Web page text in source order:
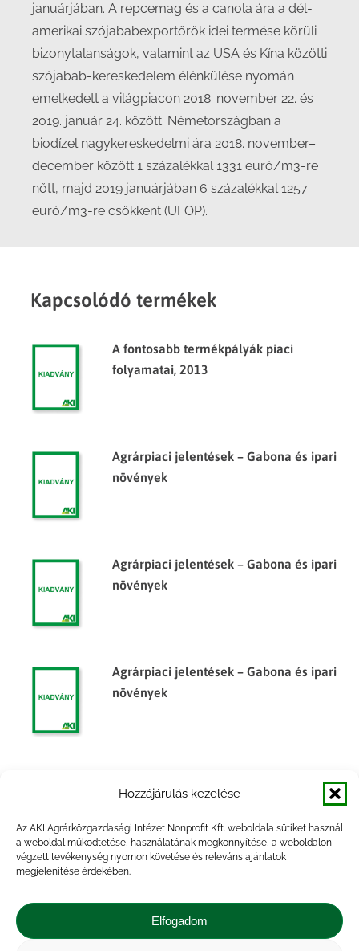
Hozzájárulás kezelése
Az AKI Agrárközgazdasági Intézet Nonprofit Kft. weboldala sütiket használ
a weboldal működtetése, használatának megkönnyítése, a weboldalon
végzett tevékenység nyomon követése és releváns ajánlatok
megjelenítése érdekében.
Elfogadom
januárjában. A repcemag és a canola ára a dél-
amerikai szójababexportőrök idei termése körüli
bizonytalanságok, valamint az USA és Kína közötti
szójabab-kereskedelem élénkülése nyomán
emelkedett a világpiacon 2018. november 22. és
2019. január 24. között. Németországban a
biodízel nagykereskedelmi ára 2018. november–
december között 1 százalékkal 1331 euró/m3-re
nőtt, majd 2019 januárjában 6 százalékkal 1257
euró/m3-re csökkent (UFOP).
Kapcsolódó termékek
A fontosabb termékpályák piaci
folyamatai, 2013
Agrárpiaci jelentések – Gabona és ipari
növények
Agrárpiaci jelentések – Gabona és ipari
növények
Agrárpiaci jelentések – Gabona és ipari
növények
Agrárpiaci jelentések – Gabona és ipari
növények
növények